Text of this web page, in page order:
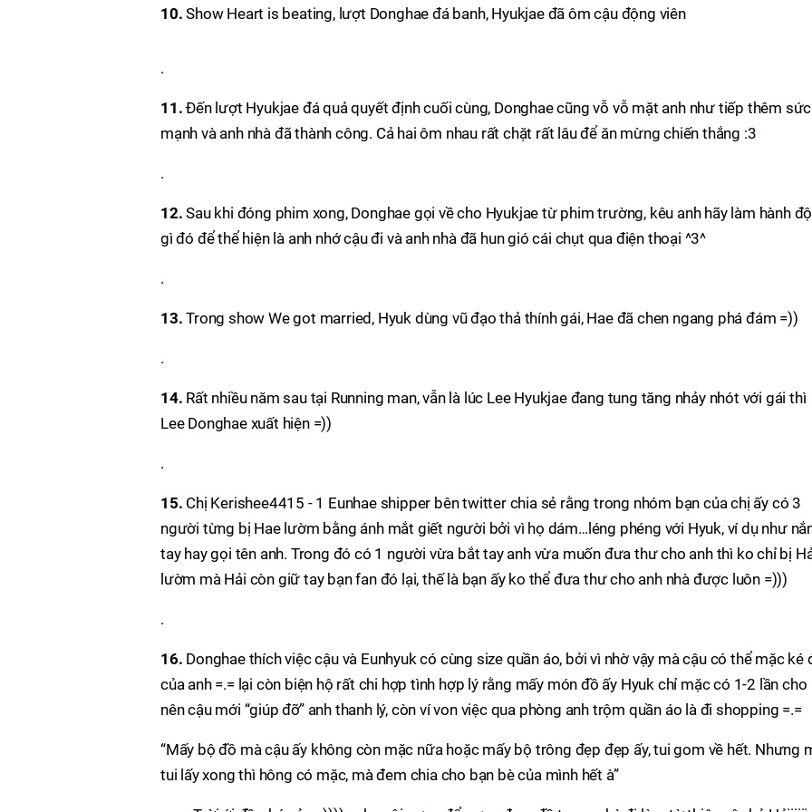
10. Show Heart is beating, lượt Donghae đá banh, Hyukjae đã ôm cậu động viên
.
11. Đến lượt Hyukjae đá quả quyết định cuối cùng, Donghae cũng vỗ vỗ mặt anh như tiếp thêm sức
mạnh và anh nhà đã thành công. Cả hai ôm nhau rất chặt rất lâu để ăn mừng chiến thắng :3
.
12. Sau khi đóng phim xong, Donghae gọi về cho Hyukjae từ phim trường, kêu anh hãy làm hành
gì đó để thể hiện là anh nhớ cậu đi và anh nhà đã hun gió cái chụt qua điện thoại ^3^
.
13. Trong show We got married, Hyuk dùng vũ đạo thả thính gái, Hae đã chen ngang phá đám =))
.
14. Rất nhiều năm sau tại Running man, vẫn là lúc Lee Hyukjae đang tung tăng nhảy nhót với gái thì
Lee Donghae xuất hiện =))
.
15. Chị Kerishee4415 - 1 Eunhae shipper bên twitter chia sẻ rằng trong nhóm bạn của chị ấy có 3
người từng bị Hae lườm bằng ánh mắt giết người bởi vì họ dám…léng phéng với Hyuk, ví dụ như
tay hay gọi tên anh. Trong đó có 1 người vừa bắt tay anh vừa muốn đưa thư cho anh thì ko chỉ bị
lườm mà Hải còn giữ tay bạn fan đó lại, thế là bạn ấy ko thể đưa thư cho anh nhà được luôn =)))
.
16. Donghae thích việc cậu và Eunhyuk có cùng size quần áo, bởi vì nhờ vậy mà cậu có thể mặc ké
của anh =.= lại còn biện hộ rất chi hợp tình hợp lý rằng mấy món đồ ấy Hyuk chỉ mặc có 1-2 lần cho
nên cậu mới “giúp đỡ” anh thanh lý, còn ví von việc qua phòng anh trộm quần áo là đi shopping =.=
“Mấy bộ đồ mà cậu ấy không còn mặc nữa hoặc mấy bộ trông đẹp đẹp ấy, tui gom về hết. Nhưng
tui lấy xong thì hông có mặc, mà đem chia cho bạn bè của mình hết à”